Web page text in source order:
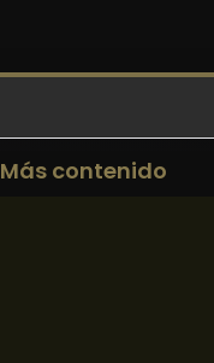
Más contenido